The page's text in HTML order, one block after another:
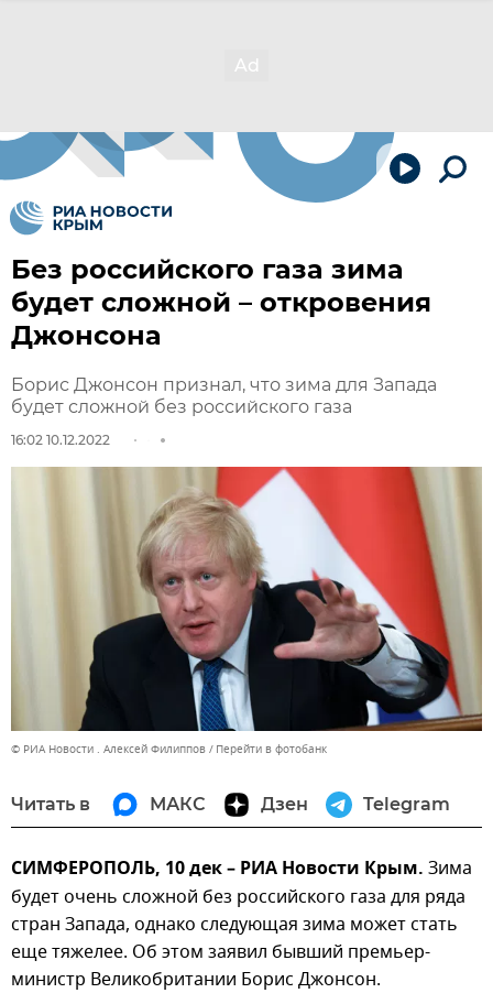
Без российского газа зима
будет сложной – откровения
Джонсона
Борис Джонсон признал, что зима для Запада
будет сложной без российского газа
16:02 10.12.2022
© РИА Новости . Алексей Филиппов Перейти в фотобанк
Читать в МАКС Дзен Telegram
СИМФЕРОПОЛЬ, 10 дек – РИА Новости Крым. Зима
будет очень сложной без российского газа для ряда
стран Запада, однако следующая зима может стать
еще тяжелее. Об этом заявил бывший премьер-
министр Великобритании Борис Джонсон.